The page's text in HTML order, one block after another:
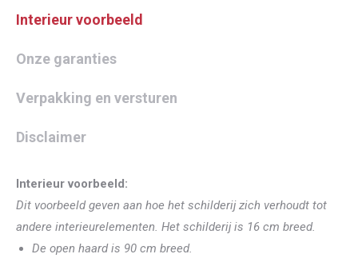
Interieur voorbeeld
Onze garanties
Verpakking en versturen
Disclaimer
Interieur voorbeeld:
Dit voorbeeld geven aan hoe het schilderij zich verhoudt tot
andere interieurelementen. Het schilderij is 16 cm breed.
De open haard is 90 cm breed.